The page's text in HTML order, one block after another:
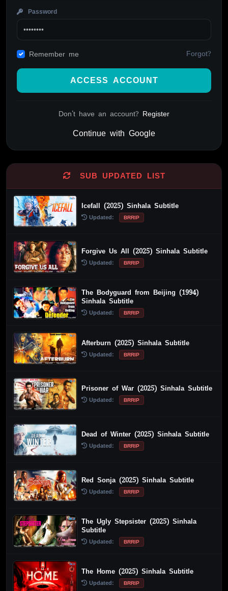
Password
Remember me Forgot?
ACCESS ACCOUNT
Don't have an account? Register
Continue with Google
SUB UPDATED LIST
Icefall (2025) Sinhala Subtitle
Updated: BRRIP
Forgive Us All (2025) Sinhala Subtitle
Updated: BRRIP
The Bodyguard from Beijing (1994)
Sinhala Subtitle
Updated: BRRIP
Afterburn (2025) Sinhala Subtitle
Updated: BRRIP
Prisoner of War (2025) Sinhala Subtitle
Updated: BRRIP
Dead of Winter (2025) Sinhala Subtitle
Updated: BRRIP
Red Sonja (2025) Sinhala Subtitle
Updated: BRRIP
The Ugly Stepsister (2025) Sinhala
Subtitle
Updated: BRRIP
The Home (2025) Sinhala Subtitle
Updated: BRRIP